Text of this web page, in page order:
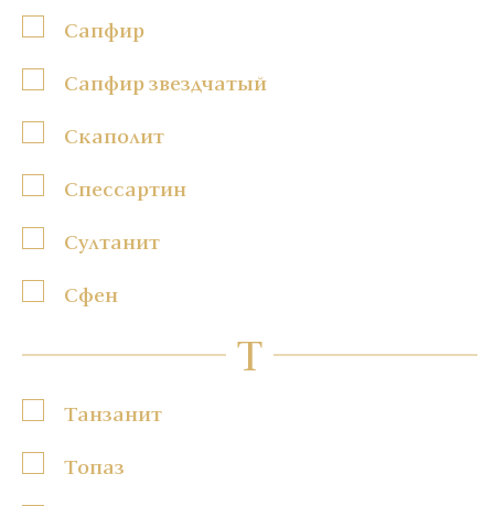
Сапфир
Сапфир звездчатый
Скаполит
Спессартин
Султанит
Сфен
Т
Танзанит
Топаз